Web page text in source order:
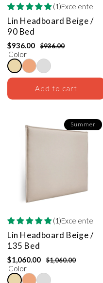
(1)Excelente
Lin Headboard Beige /
90 Bed
$936.00 $936.00
Color
Add to cart
Summer
(1)Excelente
Lin Headboard Beige /
135 Bed
$1,060.00 $1,060.00
Color